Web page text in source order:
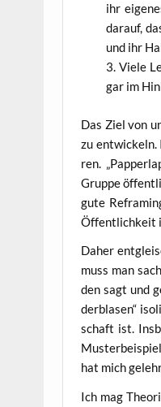
ihr
dar­auf,
und ihr
Vie­le
gar im
Das Ziel von
zu ent­wi­ckeln.
ren.
Grup­pe
gute
Öffent­lich­keit
Daher
muss man
den sagt und
der­bla­sen“
schaft ist.
hat mich
Ich mag